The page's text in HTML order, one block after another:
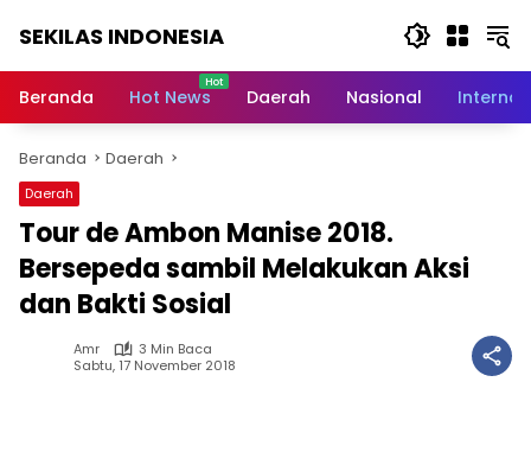
SEKILAS INDONESIA
Terkini,
Latest
World,
Headlines,
News
Today
Beranda Hot News Daerah Nasional
Beranda Daerah
Daerah
Tour de Ambon Manise 2018.
Bersepeda sambil Melakukan Aksi
dan Bakti Sosial
Amr
3 Min Baca
Sabtu, 17 November 2018